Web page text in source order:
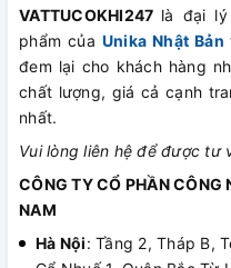
VATTUCOKHI247 là đại lý
phẩm của Unika Nhật Bản
đem lại cho khách hàng
chất lượng, giá cả cạnh
nhất.
Vui lòng liên hệ để được tư
CÔNG TY CỔ PHẦN CÔNG
NAM
Hà Nội: Tầng 2, Tháp B,